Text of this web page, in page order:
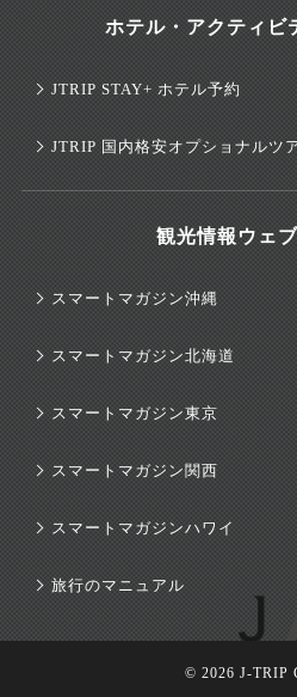
ホテル・アクティビ
JTRIP STAY+ ホテル予約
JTRIP 国内格安オプショナルツ
観光情報ウェ
スマートマガジン沖縄
スマートマガジン北海道
スマートマガジン東京
スマートマガジン関西
スマートマガジンハワイ
旅行のマニュアル
© 2026 J-TRIP